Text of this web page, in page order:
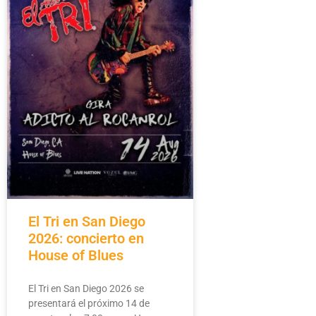
El Tri en San Diego
2026: concierto en
House of Blues
El Tri en San Diego 2026 se
presentará el próximo 14 de